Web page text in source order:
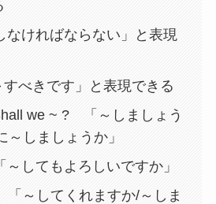
ければならない」と表現
べきです」と表現できる
we ~ ? 「～しましょう
～しましょうか」
してもよろしいですか」
～してくれますか/～しま